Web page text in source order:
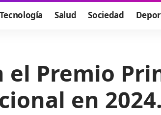
Tecnología Salud Sociedad
el Premio
en 2024.